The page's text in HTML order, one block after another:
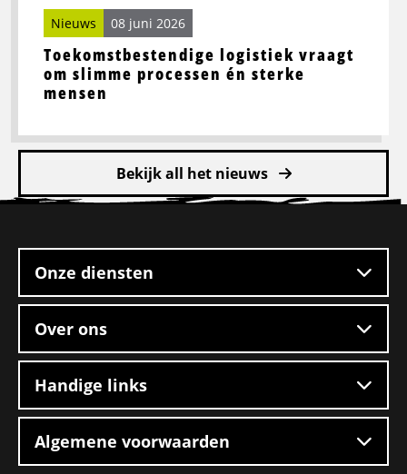
Toekomstbestendige logistiek vraagt
om slimme processen én sterke
mensen
Nieuws 08 juni 2026
Bekijk all het nieuws
footer
Onze diensten
Over ons
Handige links
Algemene voorwaarden